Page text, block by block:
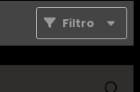
Filtro